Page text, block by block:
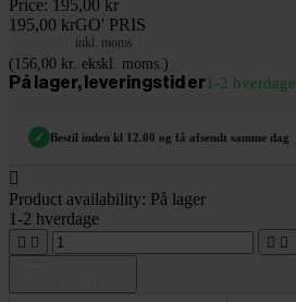
Price: 195,00 kr
195,00 krGO' PRIS
inkl. moms
(156,00 kr. ekskl. moms.)
På lager, leveringstid er1-2 hverdage
✓ Bestil inden kl 12.00 og få afsendt samme dag

Product availability: På lager
1-2 hverdage
   